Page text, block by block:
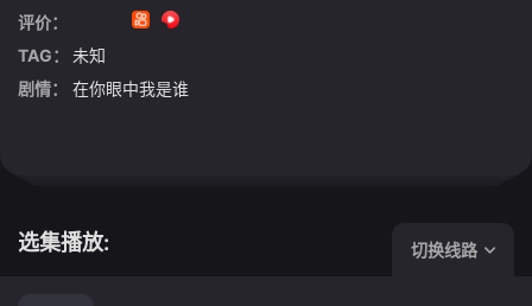
评价：
TAG：
未知
剧情：
在你眼中我是谁
选集播放: 切换线路